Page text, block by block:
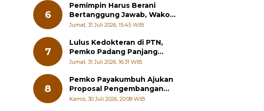
6
Pemimpin Harus Berani
Bertanggung Jawab, Wako
Padang Panjang Buka
Pelajar
Jumat, 31 Juli 2026, 15:45 WIB
7
Lulus Kedokteran di PTN,
Pemko Padang Panjang
Siapkan Beasiswa Penuh
Jumat, 31 Juli 2026, 16:31 WIB
8
Pemko Payakumbuh Ajukan
Proposal Pengembangan
RSUD dr. Adnaan WD
Kamis, 30 Juli 2026, 20:08 WIB